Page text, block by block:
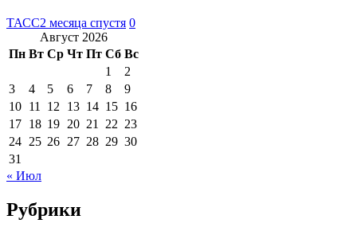
ТАСС2 месяца спустя 0
Август 2026
Пн Вт Ср Чт Пт Сб Вс
1
2
3
4 5 6 7 8
9
10 11 12 13 14 15 16
17 18 19 20 21 22 23
24 25 26 27 28 29 30
31
« Июл
Рубрики